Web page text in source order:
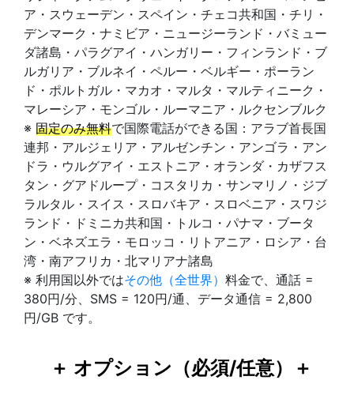
ア・スウェーデン・スペイン・チェコ共和国・チリ・
デンマーク・ナミビア・ニュージーランド・バミュー
ダ諸島・パラグアイ・ハンガリー・フィンランド・ブ
ルガリア・ブルネイ・ペルー・ベルギー・ポーラン
ド・ポルトガル・マカオ・マルタ・マルティニーク・
マレーシア・モンゴル・ルーマニア・ルクセンブルク
※ 固定のみ無料で国際電話ができる国：アラブ首長国
連邦・アルジェリア・アルゼンチン・アンゴラ・アン
ドラ・ウルグアイ・エストニア・オランダ・カザフス
タン・グアドループ・コスタリカ・サンマリノ・ジブ
ラルタル・スイス・スロバキア・スロベニア・スワジ
ランド・ドミニカ共和国・トルコ・パナマ・ブータ
ン・ベネズエラ・モロッコ・リトアニア・ロシア・台
湾・南アフリカ・北マリアナ諸島
※ 利用国以外ではその他（全世界） 料金で、通話 =
380円/分、SMS = 120円/通、データ通信 = 2,800
円/GB です。
＋ オプション（必須/任意）＋